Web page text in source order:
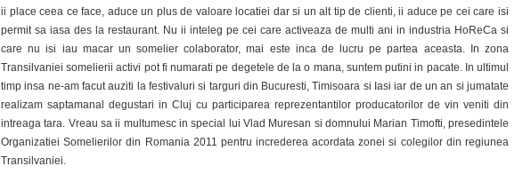
ii place ceea ce face, aduce un plus de valoare locatiei dar si un alt tip de clienti, ii aduce pe cei care isi
permit sa iasa des la restaurant. Nu ii inteleg pe cei care activeaza de multi ani in industria HoReCa si
care nu isi iau macar un somelier colaborator, mai este inca de lucru pe partea aceasta. In zona
Transilvaniei somelierii activi pot fi numarati pe degetele de la o mana, suntem putini in pacate. In ultimul
timp insa ne-am facut auziti la festivaluri si targuri din Bucuresti, Timisoara si Iasi iar de un an si jumatate
realizam saptamanal degustari in Cluj cu participarea reprezentantilor producatorilor de vin veniti din
intreaga tara. Vreau sa ii multumesc in special lui Vlad Muresan si domnului Marian Timofti, presedintele
Organizatiei Somelierilor din Romania 2011 pentru increderea acordata zonei si colegilor din regiunea
Transilvaniei.